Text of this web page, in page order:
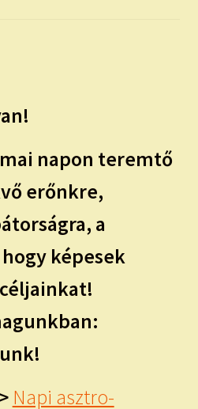
LIMITÁLT!
napon teremtő
erőnkre,
a
képesek
Napi asztro-